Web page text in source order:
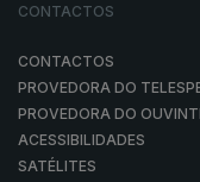
CONTACTOS
CONTACTOS
PROVEDORA DO
PROVEDORA DO
ACESSIBILIDADES
SATÉLITES